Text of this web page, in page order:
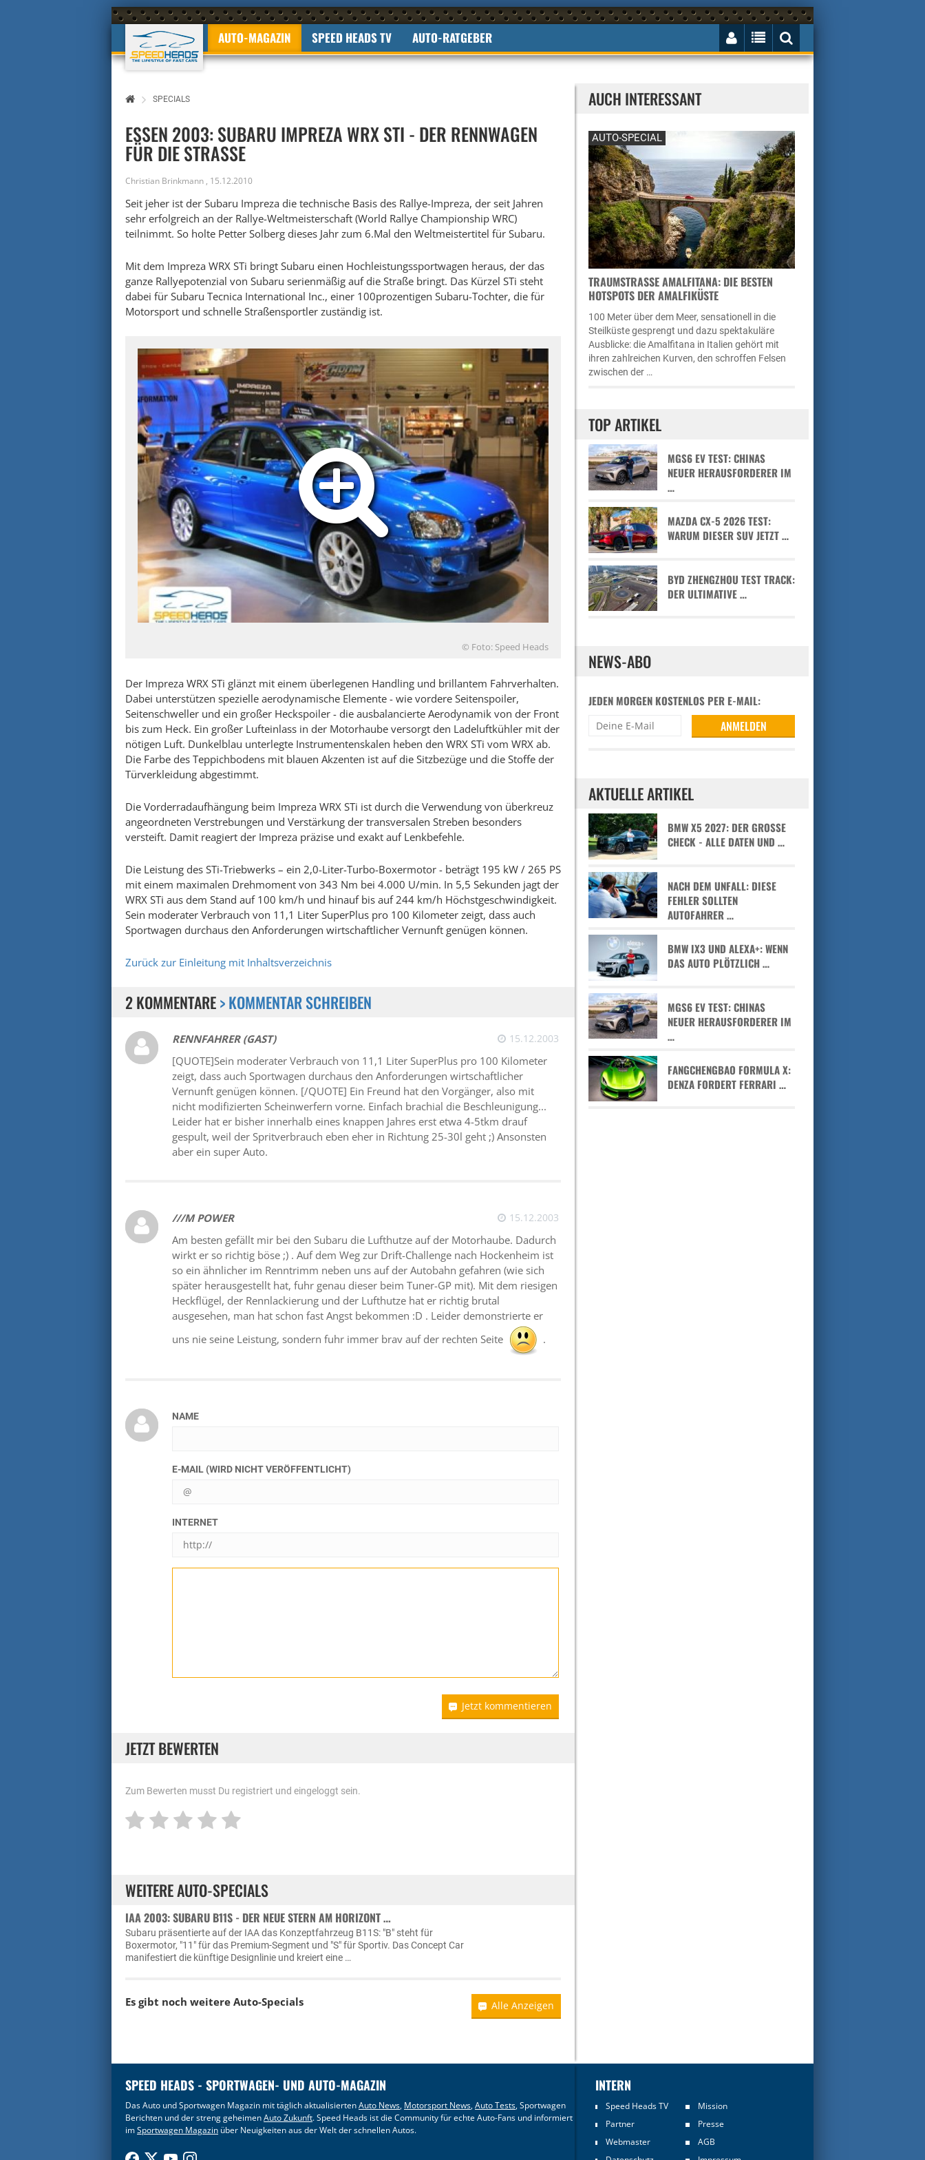
AUTO-MAGAZIN SPEED HEADS TV AUTO-RATGEBER
SPECIALS
ESSEN 2003: SUBARU IMPREZA WRX STI - DER RENNWAGEN
FÜR DIE STRASSE
Christian Brinkmann , 15.12.2010
Seit jeher ist der Subaru Impreza die technische Basis des Rallye-Impreza, der seit Jahren
sehr erfolgreich an der Rallye-Weltmeisterschaft (World Rallye Championship WRC)
teilnimmt. So holte Petter Solberg dieses Jahr zum 6.Mal den Weltmeistertitel für Subaru.
Mit dem Impreza WRX STi bringt Subaru einen Hochleistungssportwagen heraus, der das
ganze Rallyepotenzial von Subaru serienmäßig auf die Straße bringt. Das Kürzel STi steht
dabei für Subaru Tecnica International Inc., einer 100prozentigen Subaru-Tochter, die für
Motorsport und schnelle Straßensportler zuständig ist.
© Foto: Speed Heads
Der Impreza WRX STi glänzt mit einem überlegenen Handling und brillantem Fahrverhalten.
Dabei unterstützen spezielle aerodynamische Elemente - wie vordere Seitenspoiler,
Seitenschweller und ein großer Heckspoiler - die ausbalancierte Aerodynamik von der Front
bis zum Heck. Ein großer Lufteinlass in der Motorhaube versorgt den Ladeluftkühler mit der
nötigen Luft. Dunkelblau unterlegte Instrumentenskalen heben den WRX STi vom WRX ab.
Die Farbe des Teppichbodens mit blauen Akzenten ist auf die Sitzbezüge und die Stoffe der
Türverkleidung abgestimmt.
Die Vorderradaufhängung beim Impreza WRX STi ist durch die Verwendung von überkreuz
angeordneten Verstrebungen und Verstärkung der transversalen Streben besonders
versteift. Damit reagiert der Impreza präzise und exakt auf Lenkbefehle.
Die Leistung des STi-Triebwerks – ein 2,0-Liter-Turbo-Boxermotor - beträgt 195 kW / 265 PS
mit einem maximalen Drehmoment von 343 Nm bei 4.000 U/min. In 5,5 Sekunden jagt der
WRX STi aus dem Stand auf 100 km/h und hinauf bis auf 244 km/h Höchstgeschwindigkeit.
Sein moderater Verbrauch von 11,1 Liter SuperPlus pro 100 Kilometer zeigt, dass auch
Sportwagen durchaus den Anforderungen wirtschaftlicher Vernunft genügen können.
Zurück zur Einleitung mit Inhaltsverzeichnis
2 KOMMENTARE> KOMMENTAR SCHREIBEN
RENNFAHRER (GAST) 15.12.2003
[QUOTE]Sein moderater Verbrauch von 11,1 Liter SuperPlus pro 100 Kilometer
zeigt, dass auch Sportwagen durchaus den Anforderungen wirtschaftlicher
Vernunft genügen können. [/QUOTE] Ein Freund hat den Vorgänger, also mit
nicht modifizierten Scheinwerfern vorne. Einfach brachial die Beschleunigung...
Leider hat er bisher innerhalb eines knappen Jahres erst etwa 4-5tkm drauf
gespult, weil der Spritverbrauch eben eher in Richtung 25-30l geht ;) Ansonsten
aber ein super Auto.
///M POWER 15.12.2003
Am besten gefällt mir bei den Subaru die Lufthutze auf der Motorhaube. Dadurch
wirkt er so richtig böse ;) . Auf dem Weg zur Drift-Challenge nach Hockenheim ist
so ein ähnlicher im Renntrimm neben uns auf der Autobahn gefahren (wie sich
später herausgestellt hat, fuhr genau dieser beim Tuner-GP mit). Mit dem riesigen
Heckflügel, der Rennlackierung und der Lufthutze hat er richtig brutal
ausgesehen, man hat schon fast Angst bekommen :D . Leider demonstrierte er
uns nie seine Leistung, sondern fuhr immer brav auf der rechten Seite
.
NAME
E-MAIL (WIRD NICHT VERÖFFENTLICHT)
INTERNET
Jetzt kommentieren
JETZT BEWERTEN
Zum Bewerten musst Du registriert und eingeloggt sein.
WEITERE AUTO-SPECIALS
IAA 2003: SUBARU B11S - DER NEUE STERN AM HORIZONT …
Subaru präsentierte auf der IAA das Konzeptfahrzeug B11S: "B" steht für
Boxermotor, "11" für das Premium-Segment und "S" für Sportiv. Das Concept Car
manifestiert die künftige Designlinie und kreiert eine …
Es gibt noch weitere Auto-Specials Alle Anzeigen
AUCH INTERESSANT
AUTO-SPECIAL
TRAUMSTRASSE AMALFITANA: DIE BESTEN H
OTSPOTS DER AMALFIKÜSTE
100 Meter über dem Meer, sensationell in die
Steilküste gesprengt und dazu spektakuläre
Ausblicke: die Amalfitana in Italien gehört mit
ihren zahlreichen Kurven, den schroffen Felsen
zwischen der …
TOP ARTIKEL
MGS6 EV TEST: CHINAS
NEUER HERAUSFORDERER IM
…
MAZDA CX-5 2026 TEST:
WARUM DIESER SUV JETZT …
BYD ZHENGZHOU TEST TRACK:
DER ULTIMATIVE …
NEWS-ABO
JEDEN MORGEN KOSTENLOS PER E-MAIL:
AKTUELLE ARTIKEL
BMW X5 2027: DER GROSSE C
HECK - ALLE DATEN UND …
NACH DEM UNFALL: DIESE
FEHLER SOLLTEN
AUTOFAHRER …
BMW IX3 UND ALEXA+: WENN
DAS AUTO PLÖTZLICH …
MGS6 EV TEST: CHINAS
NEUER HERAUSFORDERER IM
…
FANGCHENGBAO FORMULA X:
DENZA FORDERT FERRARI …
SPEED HEADS - SPORTWAGEN- UND AUTO-MAGAZIN
Das Auto und Sportwagen Magazin mit täglich aktualisiertenAuto News, Motorsport News,Auto Tests, Sportwagen
Berichten und der streng geheimenAuto Zukunft. Speed Heads ist die Community für echte Auto-Fans und informiert
imSportwagen Magazin über Neuigkeiten aus der Welt der schnellen Autos.
INTERN
Speed Heads TV
Mission
Partner
Presse
Webmaster
AGB